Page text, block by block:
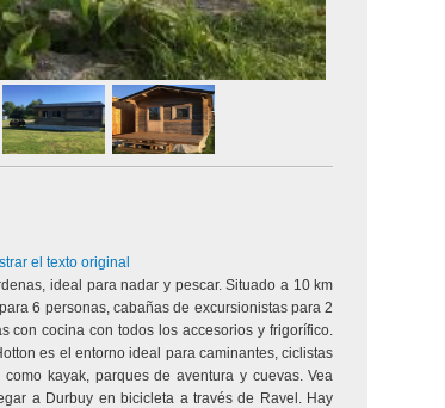
el texto original
ideal para nadar y pescar. Situado a 10 km
6 personas, cabañas de excursionistas para 2
con cocina con todos los accesorios y frigorífico.
es el entorno ideal para caminantes, ciclistas
kayak, parques de aventura y cuevas. Vea
a Durbuy en bicicleta a través de Ravel. Hay